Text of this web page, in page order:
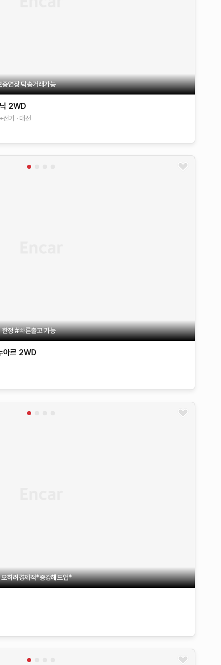
연장 탁송거래가능
2WD
전기 대전
정 #빠른출고 가능
아르 2WD
히려경제적*증강헤드업*